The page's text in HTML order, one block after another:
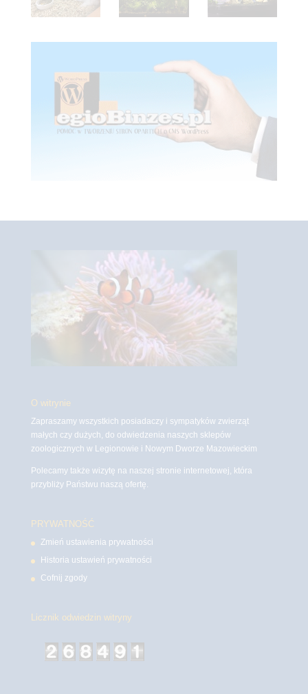
O witrynie
Zapraszamy wszystkich posiadaczy i sympatyków zwierząt
małych czy dużych, do odwiedzenia naszych sklepów
zoologicznych w Legionowie i Nowym Dworze Mazowieckim
Polecamy także wizytę na naszej stronie internetowej, która
przybliży Państwu naszą ofertę.
PRYWATNOŚĆ
Zmień ustawienia prywatności
Historia ustawień prywatności
Cofnij zgody
Licznik odwiedzin witryny